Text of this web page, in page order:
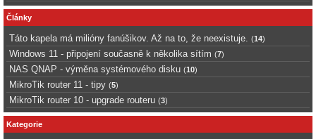
Články
Táto kapela má milióny fanúšikov. Až na to, že neexistuje. (14)
Windows 11 - připojení současně k několika sítím (7)
NAS QNAP - výměna systémového disku (10)
MikroTik router 11 - tipy (5)
MikroTik router 10 - upgrade routeru (3)
Kategorie